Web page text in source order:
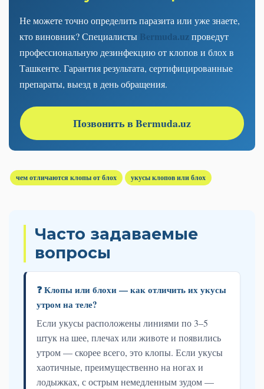
Не можете точно определить паразита или уже знаете,
кто виновник? Специалисты Bermuda.uz проведут
профессиональную дезинфекцию от клопов и блох в
Ташкенте. Гарантия результата, сертифицированные
препараты, выезд в день обращения.
Позвонить в Bermuda.uz
чем отличаются клопы от блох укусы клопов или блох
Часто задаваемые
вопросы
❓ Клопы или блохи — как отличить их укусы
утром на теле?
Если укусы расположены линиями по 3–5
штук на шее, плечах или животе и появились
утром — скорее всего, это клопы. Если укусы
хаотичные, преимущественно на ногах и
лодыжках, с острым немедленным зудом —